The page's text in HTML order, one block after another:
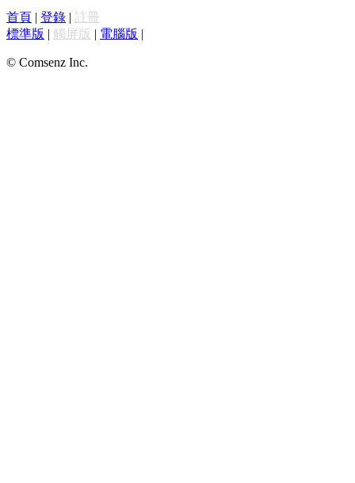
首頁 | 登錄 | 註冊
標準版 | 觸屏版 | 電腦版 |
© Comsenz Inc.